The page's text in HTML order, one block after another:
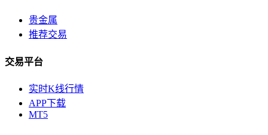
贵金属
推荐交易
交易平台
实时K线行情
APP下载
MT5